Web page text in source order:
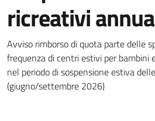
ricreativi
Dettagli della
Avviso rimborso di quota parte delle
frequenza di centri estivi per bambini
nel periodo di sospensione estiva
(giugno/settembre 2026)